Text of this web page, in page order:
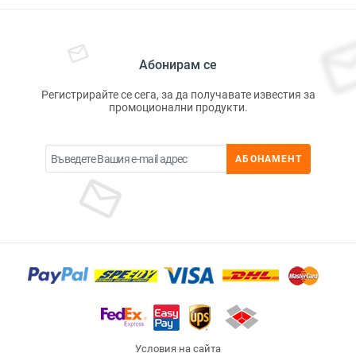
Абонирам се
Регистрирайте се сега, за да получавате известия за
промоционални продукти.
АБОНАМЕНТ
Условия на сайта